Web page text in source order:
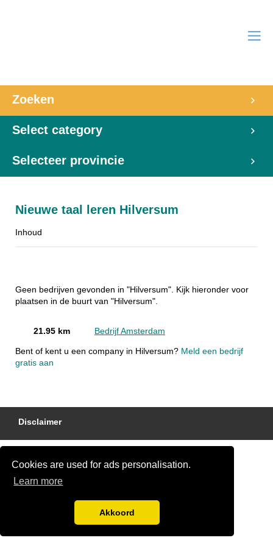
Cookies are used for ads personalisation.
Learn more
Akkoord
Zoeken
Select category
Selecteer provincie
Nieuwe taal leren Hilversum
Inhoud
Geen bedrijven gevonden in "Hilversum". Kijk hieronder voor
plaatsen in de buurt van "Hilversum".
21.95 km Bedrijf Amsterdam
Bent of kent u een company in Hilversum? Meld een bedrijf
gratis aan
Disclaimer